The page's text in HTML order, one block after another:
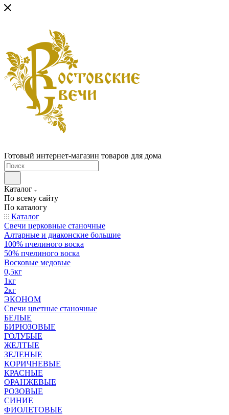
Готовый интернет-магазин товаров для дома
Каталог
По всему сайту
По каталогу
Каталог
Свечи церковные станочные
Алтарные и диаконские большие
100% пчелиного воска
50% пчелиного воска
Восковые медовые
0,5кг
1кг
2кг
ЭКОНОМ
Свечи цветные станочные
БЕЛЫЕ
БИРЮЗОВЫЕ
ГОЛУБЫЕ
ЖЕЛТЫЕ
ЗЕЛЕНЫЕ
КОРИЧНЕВЫЕ
КРАСНЫЕ
ОРАНЖЕВЫЕ
РОЗОВЫЕ
СИНИЕ
ФИОЛЕТОВЫЕ